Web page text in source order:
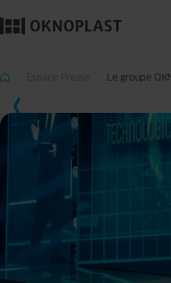
Le groupe